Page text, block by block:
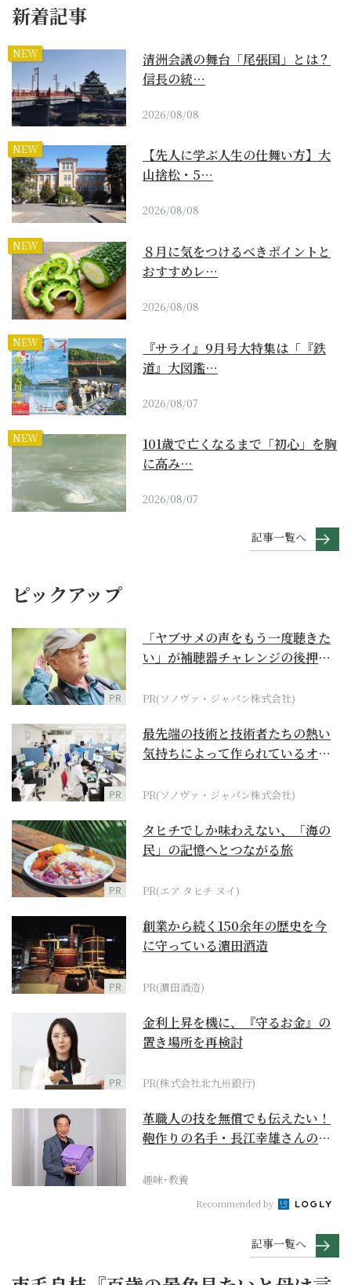
新着記事
NEW
清洲会議の舞台「尾張国」とは？
信長の統…
2026/08/08
NEW
【先人に学ぶ人生の仕舞い方】大
山捨松・5…
2026/08/08
NEW
８月に気をつけるべきポイントと
おすすめレ…
2026/08/08
NEW
『サライ』9月号大特集は「『鉄
道』大図鑑…
2026/08/07
NEW
101歳で亡くなるまで「初心」を胸
に高み…
2026/08/07
記事一覧へ
ピックアップ
PR
「ヤブサメの声をもう一度聴きた
い」が補聴器チャレンジの後押し
PR(ソノヴァ・ジャパン株式会社)
PR
最先端の技術と技術者たちの熱い
気持ちによって作られているオー
PR(ソノヴァ・ジャパン株式会社)
PR
タヒチでしか味わえない、「海の
民」の記憶へとつながる旅
PR(エア タヒチ ヌイ)
PR
創業から続く150余年の歴史を今
に守っている濵田酒造
PR(濵田酒造)
PR
金利上昇を機に、『守るお金』の
置き場所を再検討
PR(株式会社北九州銀行)
革職人の技を無償でも伝えたい！
鞄作りの名手・長江幸雄さんの第
趣味･教養
Recommended by
記事一覧へ